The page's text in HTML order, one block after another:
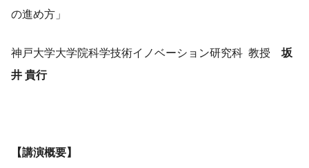
の進め方」
神戸大学大学院科学技術イノベーション研究科 教授 坂
井 貴行
【講演概要】